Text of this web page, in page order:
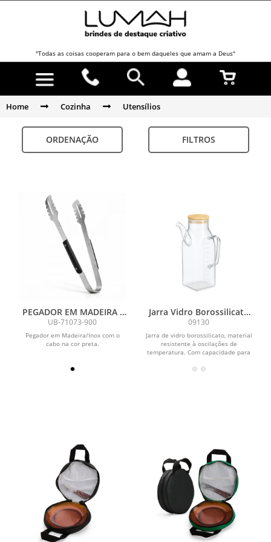
"Todas as coisas cooperam para o bem daqueles que amam a Deus"
Home Cozinha Utensílios
ORDENAÇÃO FILTROS
PEGADOR EM MADEIRA /
INOX - PRETO - 33CM
UB-71073-900
Pegador em Madeira/Inox com o
cabo na cor preta.
Jarra Vidro Borossilicato
1L
09130
Jarra de vidro borossilicato, material
resistente à oscilações de
temperatura. Com capacidade para